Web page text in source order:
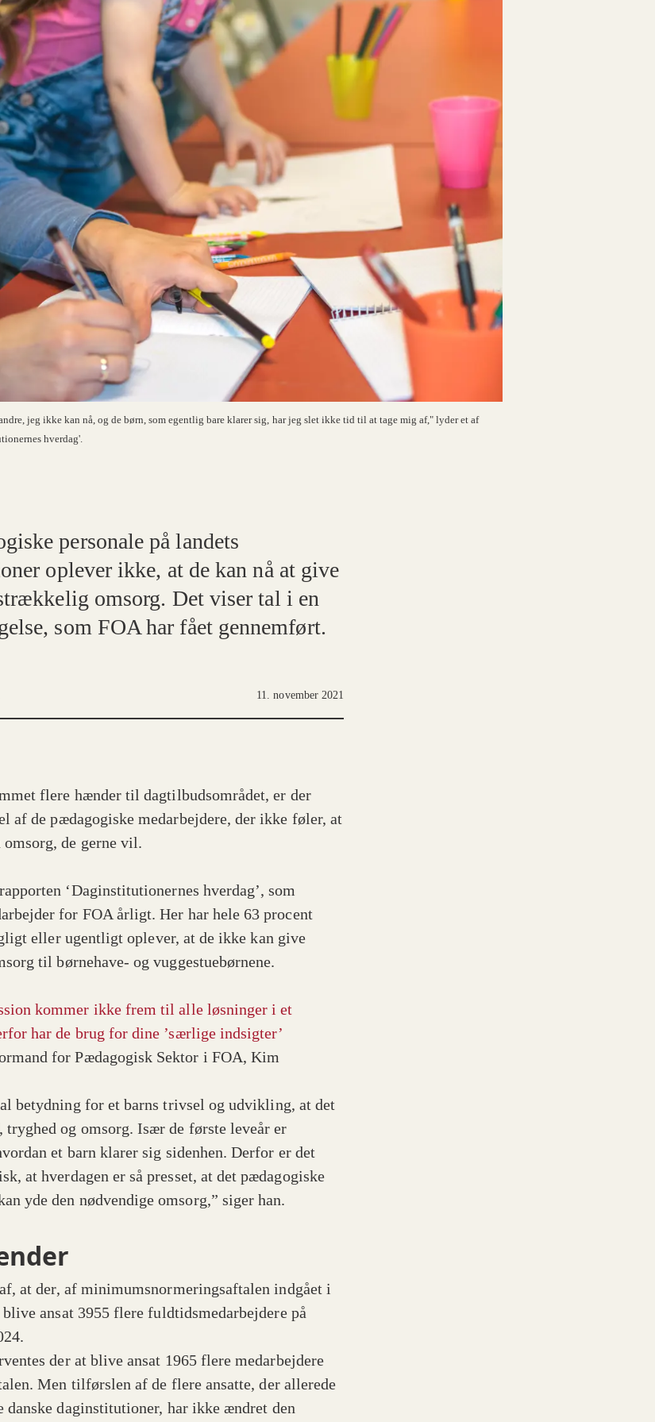
jeg ikke kan nå, og de børn, som egentlig bare klarer sig, har jeg slet ikke tid til at tage mig af," lyder et af
hverdag'.
personale på landets
oplever ikke, at de kan nå at give
omsorg. Det viser tal i en
som FOA har fået gennemført.
11. november 2021
flere hænder til dagtilbudsområdet, er der
af de pædagogiske medarbejdere, der ikke føler, at
omsorg, de gerne vil.
‘Daginstitutionernes hverdag’, som
for FOA årligt. Her har hele 63 procent
eller ugentligt oplever, at de ikke kan give
til børnehave- og vuggestuebørnene.
kommer ikke frem til alle løsninger i et
har de brug for dine ’særlige indsigter’
for Pædagogisk Sektor i FOA, Kim
betydning for et barns trivsel og udvikling, at det
tryghed og omsorg. Især de første leveår er
et barn klarer sig sidenhen. Derfor er det
at hverdagen er så presset, at det pædagogiske
yde den nødvendige omsorg,” siger han.
at der, af minimumsnormeringsaftalen indgået i
ansat 3955 flere fuldtidsmedarbejdere på
der at blive ansat 1965 flere medarbejdere
Men tilførslen af de flere ansatte, der allerede
danske daginstitutioner, har ikke ændret den